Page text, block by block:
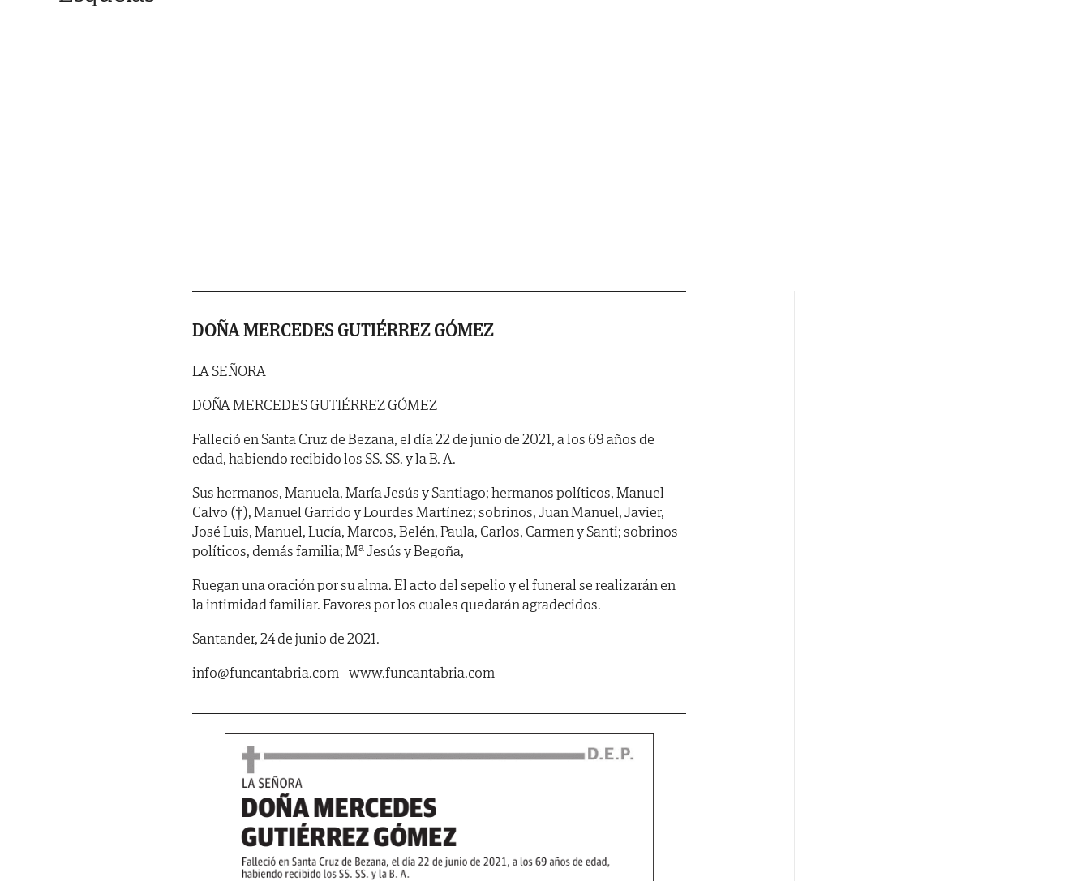
DOÑA MERCEDES GUTIÉRREZ GÓMEZ
LA SEÑORA
DOÑA MERCEDES GUTIÉRREZ GÓMEZ
Falleció en Santa Cruz de Bezana, el día 22 de junio de 2021, a los 69 años de
edad, habiendo recibido los SS. SS. y la B. A.
Sus hermanos, Manuela, María Jesús y Santiago; hermanos políticos, Manuel
Calvo (†), Manuel Garrido y Lourdes Martínez; sobrinos, Juan Manuel, Javier,
José Luis, Manuel, Lucía, Marcos, Belén, Paula, Carlos, Carmen y Santi; sobrinos
políticos, demás familia; Mª Jesús y Begoña,
Ruegan una oración por su alma. El acto del sepelio y el funeral se realizarán en
la intimidad familiar. Favores por los cuales quedarán agradecidos.
Santander, 24 de junio de 2021.
info@funcantabria.com - www.funcantabria.com